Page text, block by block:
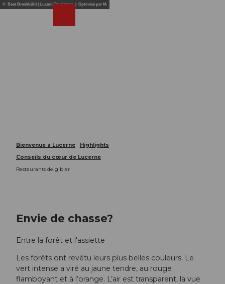
T© Beat Brechbühl | Luzern Tourismus | Optimisé par IA
Bienvenue à Lucerne
Highlights
Conseils du cœur de Lucerne
Restaurants de gibier
Envie de chasse?
Entre la forêt et l'assiette
Les forêts ont revêtu leurs plus belles couleurs. Le
vert intense a viré au jaune tendre, au rouge
flamboyant et à l’orange. L’air est transparent, la vue